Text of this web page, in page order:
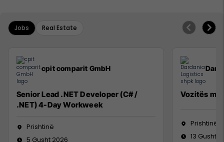
Jobs Real Estate
cpit comparit GmbH
Senior Lead .NET Developer (C# /
.NET) 4-Day Workweek
Prishtinë
5 Gusht 2026
Vozitës me
Prishtinë
13 Gusht